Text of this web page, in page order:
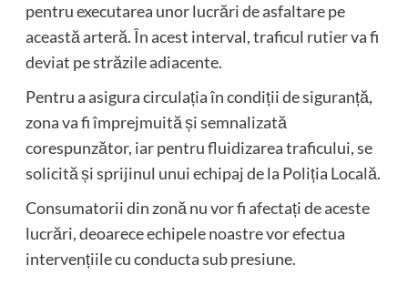
pentru executarea unor lucrări de asfaltare pe
această arteră. În acest interval, traficul rutier va fi
deviat pe străzile adiacente.
Pentru a asigura circulația în condiții de siguranță,
zona va fi împrejmuită și semnalizată
corespunzător, iar pentru fluidizarea traficului, se
solicită și sprijinul unui echipaj de la Poliția Locală.
Consumatorii din zonă nu vor fi afectați de aceste
lucrări, deoarece echipele noastre vor efectua
intervențiile cu conducta sub presiune.